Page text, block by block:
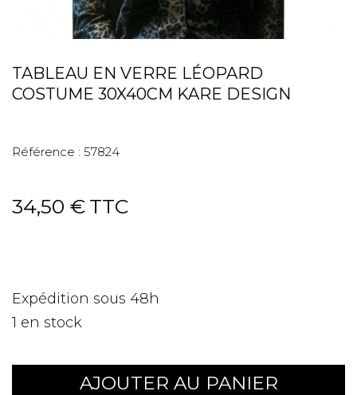
TABLEAU EN VERRE LÉOPARD
COSTUME 30X40CM KARE DESIGN
Référence : 57824
34,50 € TTC
Expédition sous 48h
1 en stock
AJOUTER AU PANIER